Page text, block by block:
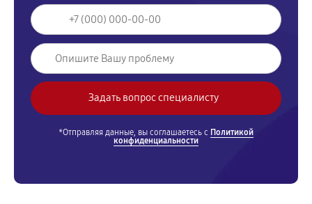
*Отправляя данные, вы соглашаетесь с Политикой
конфиденциальности